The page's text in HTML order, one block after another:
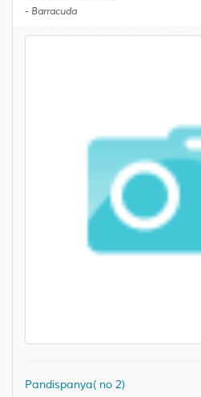
- Barracuda
Pandispanya( no 2)